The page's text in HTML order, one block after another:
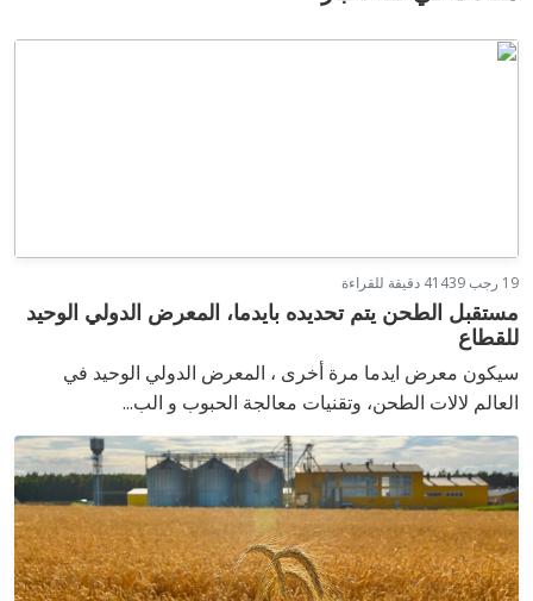
19 رجب 1439 4 دقيقة للقراءة
مستقبل الطحن يتم تحديده بايدما، المعرض الدولي الوحيد
للقطاع
سيكون معرض ايدما مرة أخرى ، المعرض الدولي الوحيد في
العالم لالات الطحن، وتقنيات معالجة الحبوب و الب...